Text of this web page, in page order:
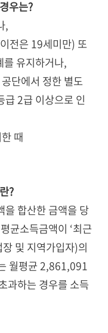
우는?
,
전은 19세미만) 또
를 유지하거나,
단에서 정한 별도
급 2급 이상으로 인
때
?
을 합산한 금액을 당
균소득금액이 ‘최근
및 지역가입자)의
월평균 2,861,091
과하는 경우를 소득